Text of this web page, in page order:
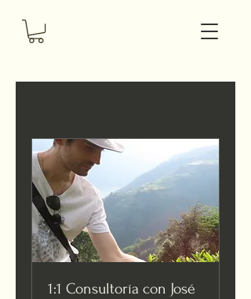
1:1 Consultoría con José